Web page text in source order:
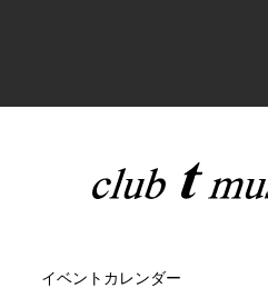
イベントカレンダー